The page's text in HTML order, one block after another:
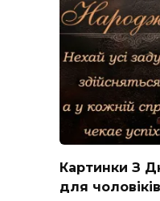
Картинки З
для чоловіків​